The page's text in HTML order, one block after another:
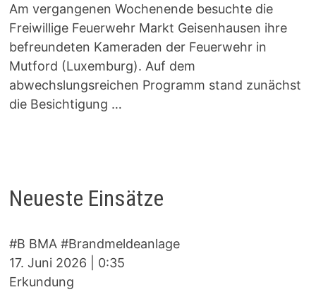
Am vergangenen Wochenende besuchte die
Freiwillige Feuerwehr Markt Geisenhausen ihre
befreundeten Kameraden der Feuerwehr in
Mutford (Luxemburg). Auf dem
abwechslungsreichen Programm stand zunächst
die Besichtigung …
Neueste Einsätze
#B BMA #Brandmeldeanlage
17. Juni 2026
0:35
Erkundung